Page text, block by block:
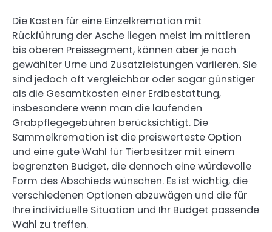
Die Kosten für eine Einzelkremation mit
Rückführung der Asche liegen meist im mittleren
bis oberen Preissegment, können aber je nach
gewählter Urne und Zusatzleistungen variieren. Sie
sind jedoch oft vergleichbar oder sogar günstiger
als die Gesamtkosten einer Erdbestattung,
insbesondere wenn man die laufenden
Grabpflegegebühren berücksichtigt. Die
Sammelkremation ist die preiswerteste Option
und eine gute Wahl für Tierbesitzer mit einem
begrenzten Budget, die dennoch eine würdevolle
Form des Abschieds wünschen. Es ist wichtig, die
verschiedenen Optionen abzuwägen und die für
Ihre individuelle Situation und Ihr Budget passende
Wahl zu treffen.